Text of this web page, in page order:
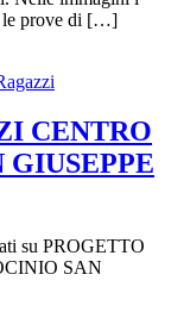
le prove di […]
CENTRO
GIUSEPPE
su PROGETTO
SAN